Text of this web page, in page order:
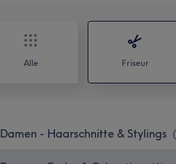
Alle Friseur
Damen - Haarschnitte & Stylings (